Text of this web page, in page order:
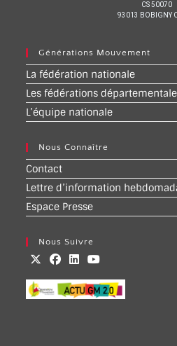
CS 50070
93013 BOBIGNY
Générations Mouvement
La fédération nationale
Les fédérations
L’équipe nationale
Nous Connaître
Contact
Lettre d’information
Espace Presse
Nous Suivre